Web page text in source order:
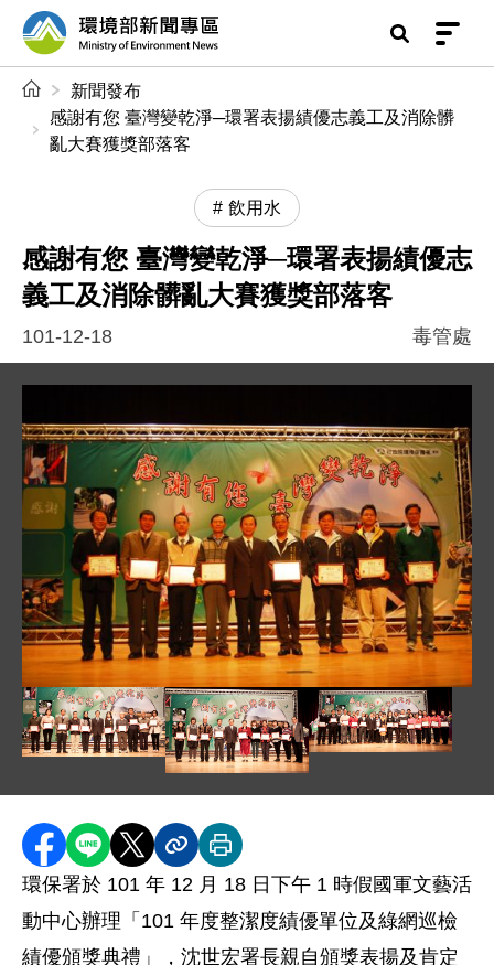
前往中央內容區塊
環境部新聞專區
新聞發布
感謝有您 臺灣變乾淨─環署表揚績優志義工及消除髒
亂大賽獲獎部落客
飲用水
感謝有您 臺灣變乾淨─環署表揚績優志
義工及消除髒亂大賽獲獎部落客
101-12-18 毒管處
圖片說明：DSC_0176.JPG
圖片說明：整潔度績優公所及村里 .jpg圖片說明：綠網巡檢
分享至 Facebook
分享到 LINE
分享到 X分享內容連結
列印本頁
環保署於 101 年 12 月 18 日下午 1 時假國軍文藝活
動中心辦理「101 年度整潔度績優單位及綠網巡檢
績優頒獎典禮」，沈世宏署長親自頒獎表揚及肯定